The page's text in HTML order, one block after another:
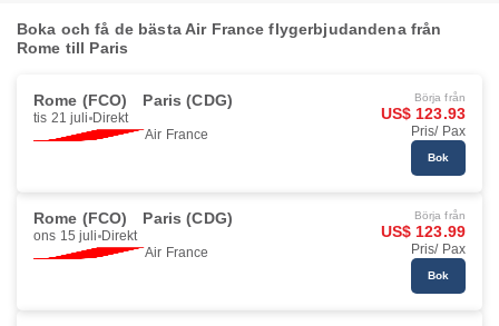
Boka och få de bästa Air France flygerbjudandena från
Rome till Paris
Rome (FCO) Paris (CDG)
tis 21 juli Direkt
Air France
Börja från
US$ 123.93
Pris/ Pax
Bok
Rome (FCO) Paris (CDG)
ons 15 juli Direkt
Air France
Börja från
US$ 123.99
Pris/ Pax
Bok